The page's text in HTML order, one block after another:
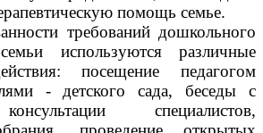
помощь семье.
требований дошкольного
используются различные
посещение педагогом
- детского сада, беседы с
специалистов,